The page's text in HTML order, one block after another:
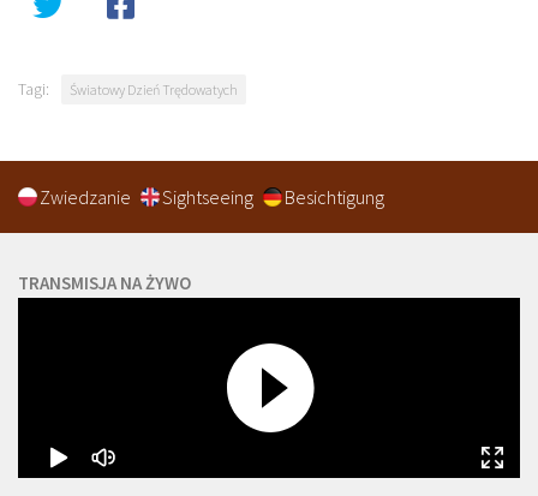
Tagi: Światowy Dzień Trędowatych
Zwiedzanie Sightseeing Besichtigung
TRANSMISJA NA ŻYWO